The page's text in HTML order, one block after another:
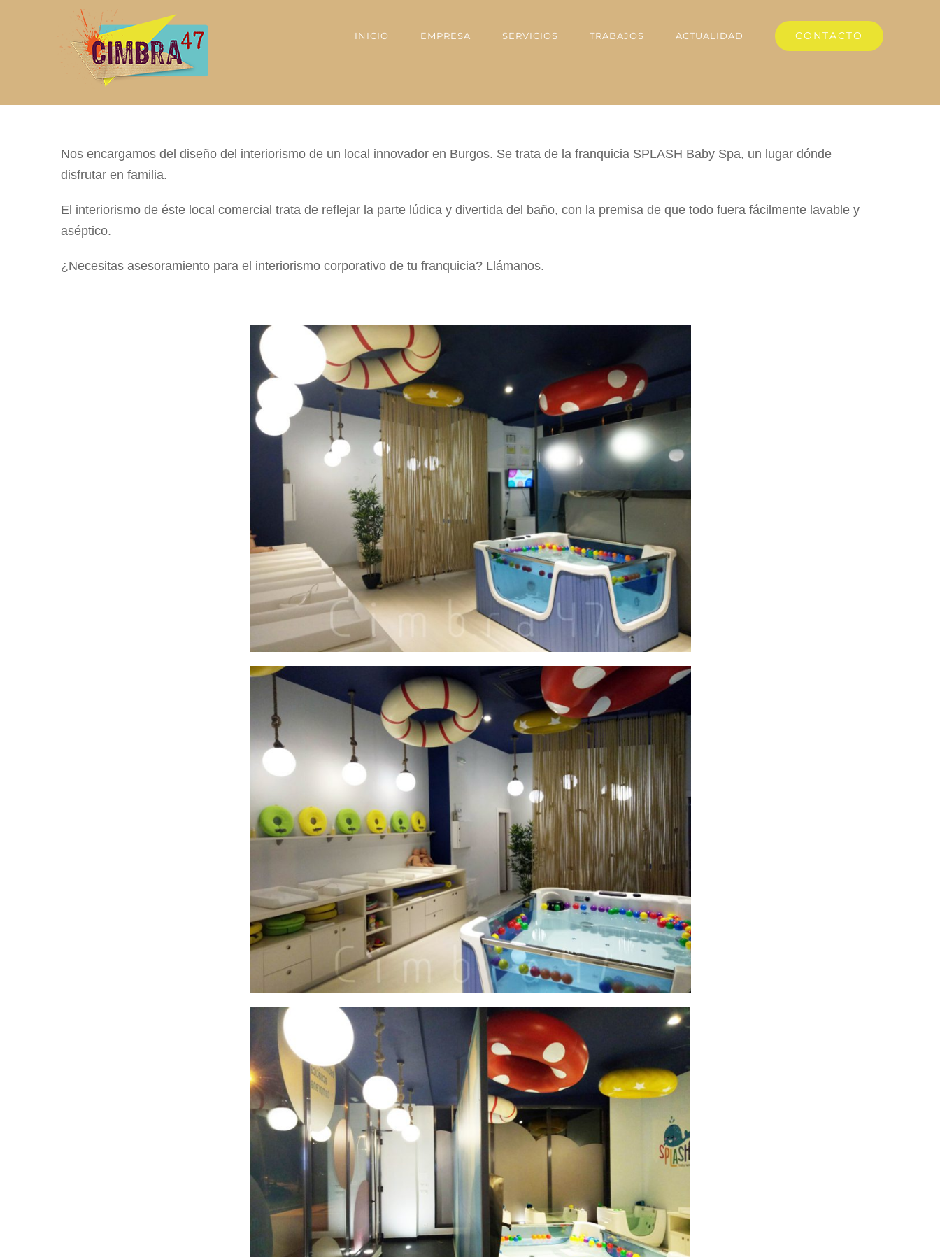
INICIO EMPRESA SERVICIOS TRABAJOS ACTUALIDAD CONTACTO
Nos encargamos del diseño del interiorismo de un local innovador en Burgos. Se trata de la franquicia SPLASH Baby Spa, un lugar dónde
disfrutar en familia.
El interiorismo de éste local comercial trata de reflejar la parte lúdica y divertida del baño, con la premisa de que todo fuera fácilmente lavable y
aséptico.
¿Necesitas asesoramiento para el interiorismo corporativo de tu franquicia? Llámanos.